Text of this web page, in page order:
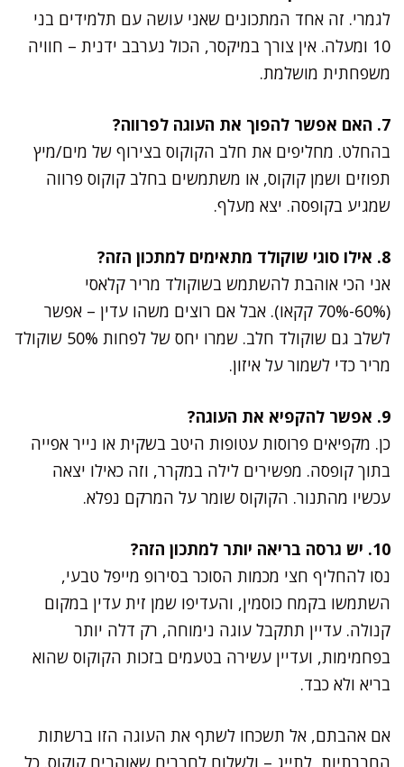
לגמרי. זה אחד המתכונים שאני עושה עם תלמידים בני
10 ומעלה. אין צורך במיקסר, הכול נערבב ידנית – חוויה
משפחתית מושלמת.
7. האם אפשר להפוך את העוגה לפרווה?
בהחלט. מחליפים את חלב הקוקוס בצירוף של מים/מיץ
תפוזים ושמן קוקוס, או משתמשים בחלב קוקוס פרווה
שמגיע בקופסה. יצא מעלף.
8. אילו סוגי שוקולד מתאימים למתכון הזה?
אני הכי אוהבת להשתמש בשוקולד מריר קלאסי
(60%-70% קקאו). אבל אם רוצים משהו עדין – אפשר
לשלב גם שוקולד חלב. שמרו יחס של לפחות 50% שוקולד
מריר כדי לשמור על איזון.
9. אפשר להקפיא את העוגה?
כן. מקפיאים פרוסות עטופות היטב בשקית או נייר אפייה
בתוך קופסה. מפשירים לילה במקרר, וזה כאילו יצאה
עכשיו מהתנור. הקוקוס שומר על המרקם נפלא.
10. יש גרסה בריאה יותר למתכון הזה?
נסו להחליף חצי מכמות הסוכר בסירופ מייפל טבעי,
השתמשו בקמח כוסמין, והעדיפו שמן זית עדין במקום
קנולה. עדיין תתקבל עוגה נימוחה, רק דלה יותר
בפחמימות, ועדיין עשירה בטעמים בזכות הקוקוס שהוא
בריא ולא כבד.
אם אהבתם, אל תשכחו לשתף את העוגה הזו ברשתות
החברתיות, לתייג – ולשלוח לחברים שאוהבים קוקוס. כל